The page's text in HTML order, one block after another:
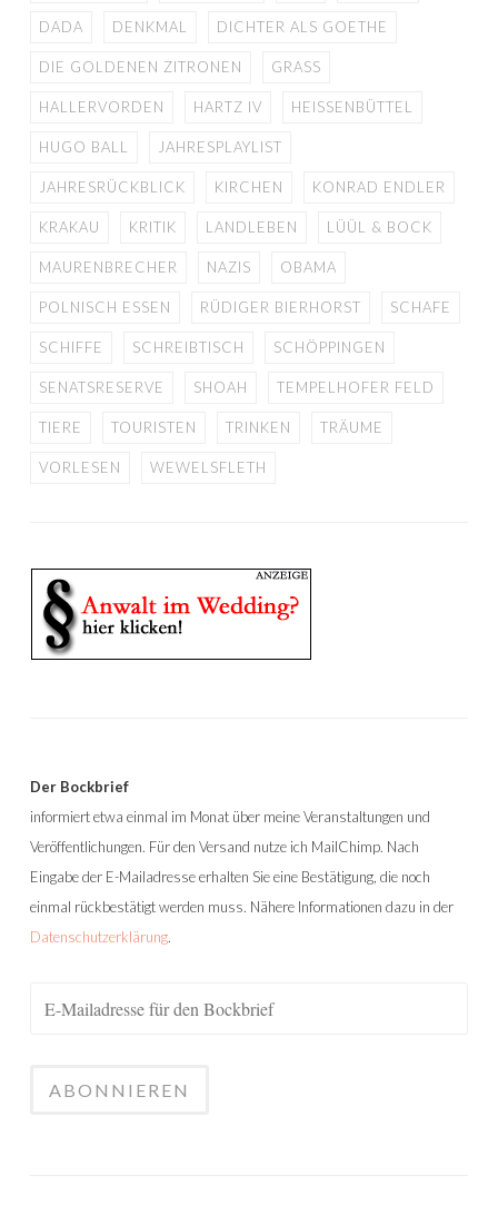
DADA DENKMAL DICHTER ALS GOETHE
DIE GOLDENEN ZITRONEN GRASS
HALLERVORDEN HARTZ IV HEISSENBÜTTEL
HUGO BALL JAHRESPLAYLIST
JAHRESRÜCKBLICK KIRCHEN KONRAD ENDLER
KRAKAU KRITIK LANDLEBEN LÜÜL & BOCK
MAURENBRECHER NAZIS OBAMA
POLNISCH ESSEN RÜDIGER BIERHORST SCHAFE
SCHIFFE SCHREIBTISCH SCHÖPPINGEN
SENATSRESERVE SHOAH TEMPELHOFER FELD
TIERE TOURISTEN TRINKEN TRÄUME
VORLESEN WEWELSFLETH
Der Bockbrief
informiert etwa einmal im Monat über meine Veranstaltungen und
Veröffentlichungen. Für den Versand nutze ich MailChimp. Nach
Eingabe der E-Mailadresse erhalten Sie eine Bestätigung, die noch
einmal rückbestätigt werden muss. Nähere Informationen dazu in der
Datenschutzerklärung.